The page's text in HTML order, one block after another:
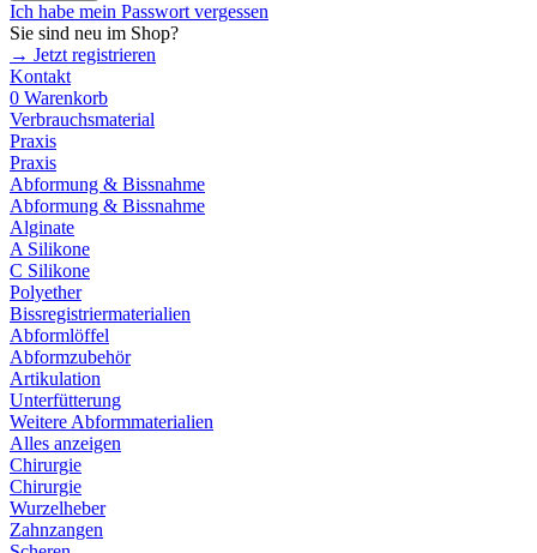
Ich habe mein Passwort vergessen
Sie sind neu im Shop?
→ Jetzt registrieren
Kontakt
0 Warenkorb
Verbrauchsmaterial
Praxis
Praxis
Abformung & Bissnahme
Abformung & Bissnahme
Alginate
A Silikone
C Silikone
Polyether
Bissregistriermaterialien
Abformlöffel
Abformzubehör
Artikulation
Unterfütterung
Weitere Abformmaterialien
Alles anzeigen
Chirurgie
Chirurgie
Wurzelheber
Zahnzangen